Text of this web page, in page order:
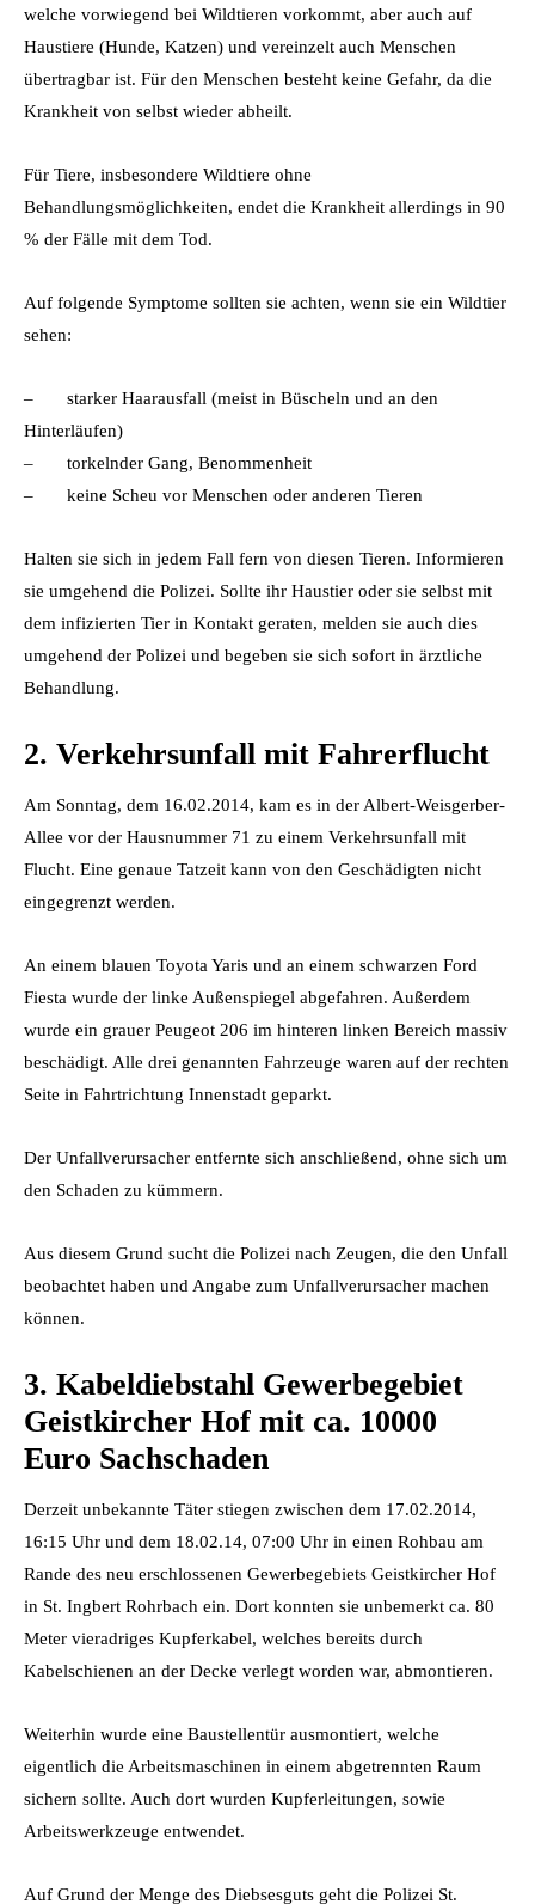
welche vorwiegend bei Wildtieren vorkommt, aber auch auf
Haustiere (Hunde, Katzen) und vereinzelt auch Menschen
übertragbar ist. Für den Menschen besteht keine Gefahr, da die
Krankheit von selbst wieder abheilt.
Für Tiere, insbesondere Wildtiere ohne
Behandlungsmöglichkeiten, endet die Krankheit allerdings in 90
% der Fälle mit dem Tod.
Auf folgende Symptome sollten sie achten, wenn sie ein Wildtier
sehen:
– starker Haarausfall (meist in Büscheln und an den
Hinterläufen)
– torkelnder Gang, Benommenheit
– keine Scheu vor Menschen oder anderen Tieren
Halten sie sich in jedem Fall fern von diesen Tieren. Informieren
sie umgehend die Polizei. Sollte ihr Haustier oder sie selbst mit
dem infizierten Tier in Kontakt geraten, melden sie auch dies
umgehend der Polizei und begeben sie sich sofort in ärztliche
Behandlung.
2. Verkehrsunfall mit Fahrerflucht
Am Sonntag, dem 16.02.2014, kam es in der Albert-Weisgerber-
Allee vor der Hausnummer 71 zu einem Verkehrsunfall mit
Flucht. Eine genaue Tatzeit kann von den Geschädigten nicht
eingegrenzt werden.
An einem blauen Toyota Yaris und an einem schwarzen Ford
Fiesta wurde der linke Außenspiegel abgefahren. Außerdem
wurde ein grauer Peugeot 206 im hinteren linken Bereich massiv
beschädigt. Alle drei genannten Fahrzeuge waren auf der rechten
Seite in Fahrtrichtung Innenstadt geparkt.
Der Unfallverursacher entfernte sich anschließend, ohne sich um
den Schaden zu kümmern.
Aus diesem Grund sucht die Polizei nach Zeugen, die den Unfall
beobachtet haben und Angabe zum Unfallverursacher machen
können.
3. Kabeldiebstahl Gewerbegebiet
Geistkircher Hof mit ca. 10000
Euro Sachschaden
Derzeit unbekannte Täter stiegen zwischen dem 17.02.2014,
16:15 Uhr und dem 18.02.14, 07:00 Uhr in einen Rohbau am
Rande des neu erschlossenen Gewerbegebiets Geistkircher Hof
in St. Ingbert Rohrbach ein. Dort konnten sie unbemerkt ca. 80
Meter vieradriges Kupferkabel, welches bereits durch
Kabelschienen an der Decke verlegt worden war, abmontieren.
Weiterhin wurde eine Baustellentür ausmontiert, welche
eigentlich die Arbeitsmaschinen in einem abgetrennten Raum
sichern sollte. Auch dort wurden Kupferleitungen, sowie
Arbeitswerkzeuge entwendet.
Auf Grund der Menge des Diebsesguts geht die Polizei St.